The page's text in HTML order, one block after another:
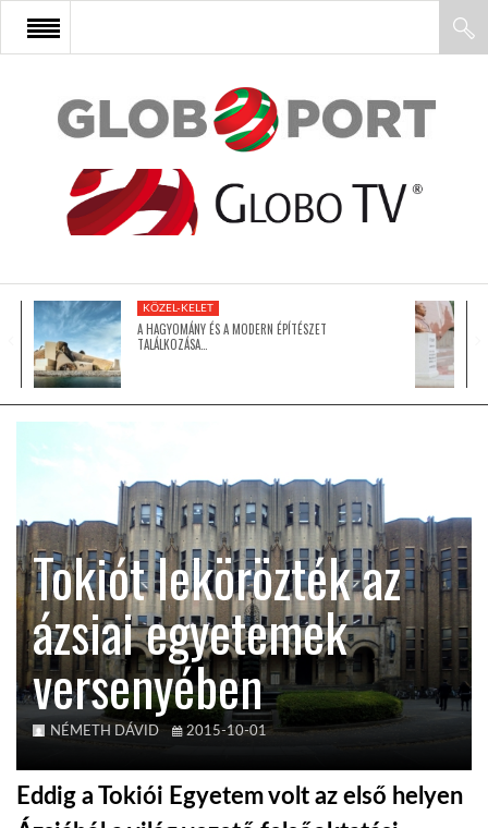
FŐOLDAL
AFRIKA
ÁZSIA
LATIN-AMERIKA
KÖZEL-KELET
AUSZTRÁLIA
A VILÁG ITTHON
KÖZEL-KELET
A HAGYOMÁNY ÉS A MODERN ÉPÍTÉSZET
TALÁLKOZÁSA…
Tokiót lekörözték az
ázsiai egyetemek
versenyében
NÉMETH DÁVID 2015-10-01
Eddig a Tokiói Egyetem volt az első helyen